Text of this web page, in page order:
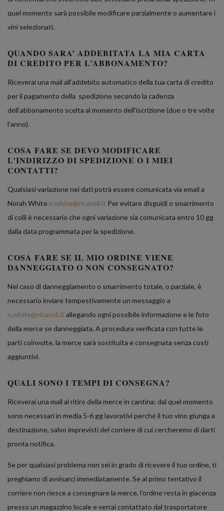
quel momento sarà possibile modificare parzialmente o aumentare i
vini selezionati.
QUANDO SARA’ ADDEBITATA LA MIA CARTA
DI CREDITO PER L’ABBONAMENTO?
Riceverai una mail all‘addebito automatico della tua carta di credito
per il pagamento della spedizione secondo la cadenza
dell’abbonamento scelta al momento dell'iscrizione (due o tre volte
l'anno).
COSA FARE SE DEVO MODIFICARE
L’INDIRIZZO DI SPEDIZIONE O I MIEI
CONTATTI?
Qualsiasi variazione nei dati potrà essere comunicata via email a
Norah White n.white@ricasoli.it Per evitare disguidi o smarrimento
di colli è necessario che ogni variazione sia comunicata entro 10 gg
dalla data programmata per la spedizione.
COSA FARE SE IL MIO ORDINE VIENE
DANNEGGIATO O NON CONSEGNATO?
Nel caso di danneggiamento o smarrimento totale, o parziale, è
necessario inviare tempestivamente un messaggio a
n.white@ricasoli.it allegando ogni possibile informazione e le foto
della merce se danneggiata. A procedura verificata con tutte le
parti coinvolte, la merce sarà sostituita e consegnata senza costi
aggiuntivi.
QUALI SONO I TEMPI DI CONSEGNA?
Riceverai una mail al ritiro della merce in cantina; dal quel momento
sono necessari in media 5-6 gg lavorativi perché il tuo vino giunga a
destinazione, salvo imprevisti del corriere di cui cercheremo di darti
pronta notifica.
Se per qualsiasi problema non sei in grado di ricevere il tuo ordine, ti
preghiamo di avvisarci immediatamente. Se al primo tentativo il
corriere non riesce a consegnare la merce, l’ordine resta in giacenza
presso un magazzino locale e verrai contattato dal trasportatore